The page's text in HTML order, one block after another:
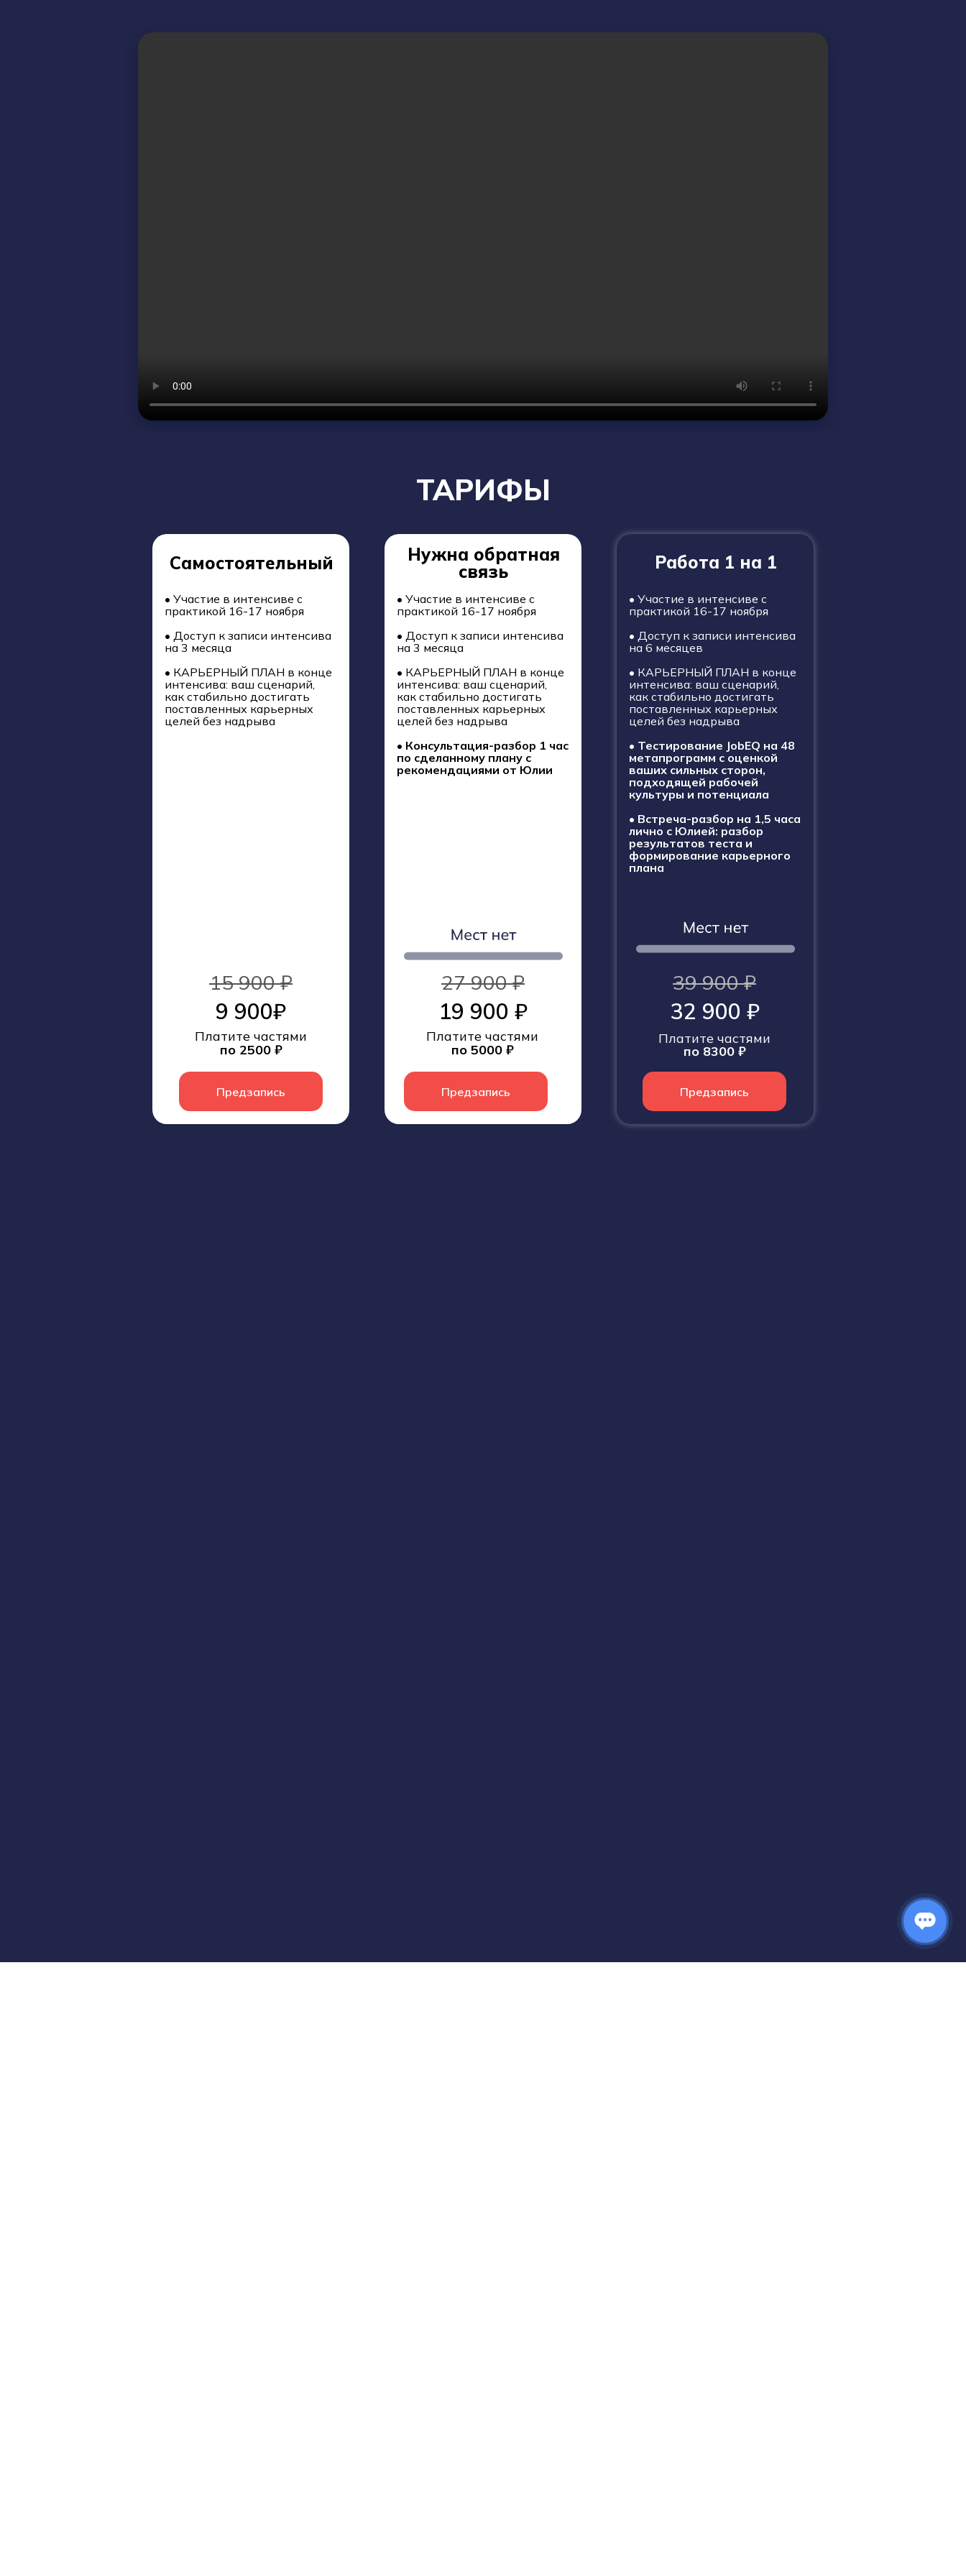
19 900 ₽
27 900 ₽
• Участие в интенсиве с
практикой 16-17 ноября
• Доступ к записи интенсива
на 3 месяца
• КАРЬЕРНЫЙ ПЛАН в конце
интенсива: ваш сценарий,
как стабильно достигать
поставленных карьерных
целей без надрыва
• Консультация-разбор 1 час
по сделанному плану с
рекомендациями от Юлии
Платите частями
по 5000 ₽
Нужна обратная
связь
Предзапись
Самостоятельный
9 900₽
Платите частями
по 2500 ₽
15 900 ₽
• Участие в интенсиве с
практикой 16-17 ноября
• Доступ к записи интенсива
на 3 месяца
• КАРЬЕРНЫЙ ПЛАН в конце
интенсива: ваш сценарий,
как стабильно достигать
поставленных карьерных
целей без надрыва
Предзапись
ТАРИФЫ
Работа 1 на 1
• Участие в интенсиве с
практикой 16-17 ноября
• Доступ к записи интенсива
на 6 месяцев
• КАРЬЕРНЫЙ ПЛАН в конце
интенсива: ваш сценарий,
как стабильно достигать
поставленных карьерных
целей без надрыва
• Тестирование JobEQ на 48
метапрограмм с оценкой
ваших сильных сторон,
подходящей рабочей
культуры и потенциала
• Встреча-разбор на 1,5 часа
лично с Юлией: разбор
результатов теста и
формирование карьерного
плана
32 900 ₽
Платите частями
по 8300 ₽
39 900 ₽
Предзапись